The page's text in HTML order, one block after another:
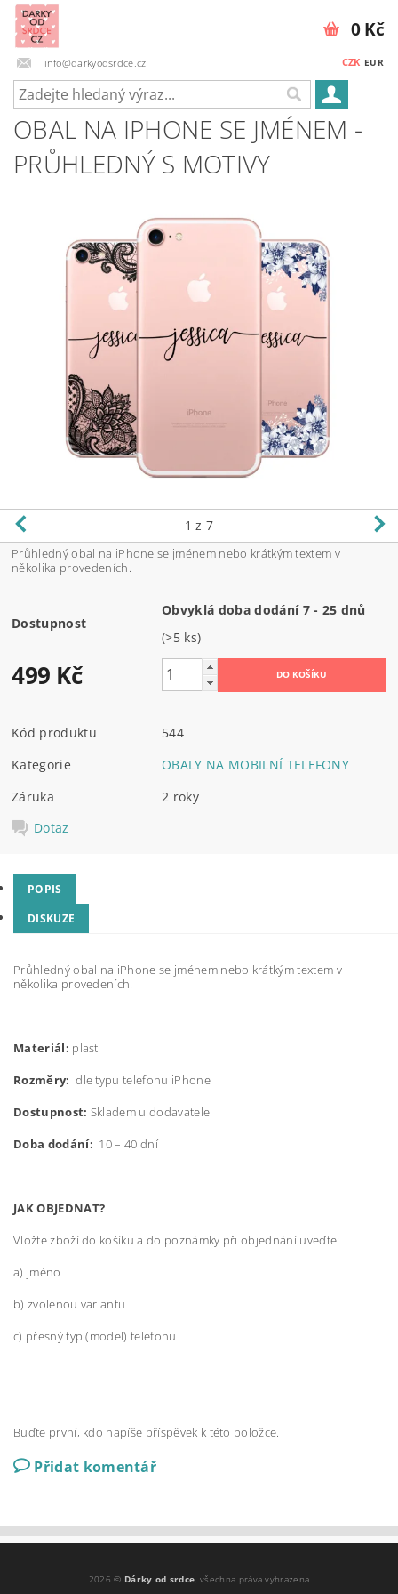
info@darkyodsrdce.cz CZK EUR
0 Kč
OBAL NA IPHONE SE JMÉNEM -
PRŮHLEDNÝ S MOTIVY
1 z 7
Průhledný obal na iPhone se jménem nebo krátkým textem v
několika provedeních.
Dostupnost
Obvyklá doba dodání 7 - 25 dnů
(>5 ks)
499 Kč
Kód produktu
544
Kategorie
OBALY NA MOBILNÍ TELEFONY
Záruka
2 roky
Dotaz
POPIS
DISKUZE
Průhledný obal na iPhone se jménem nebo krátkým textem v
několika provedeních.
Materiál: plast
Rozměry: dle typu telefonu iPhone
Dostupnost: Skladem u dodavatele
Doba dodání: 10 – 40 dní
JAK OBJEDNAT?
Vložte zboží do košíku a do poznámky při objednání uveďte:
a) jméno
b) zvolenou variantu
c) přesný typ (model) telefonu
Buďte první, kdo napíše příspěvek k této položce.
Přidat komentář
2026 © Dárky od srdce, všechna práva vyhrazena